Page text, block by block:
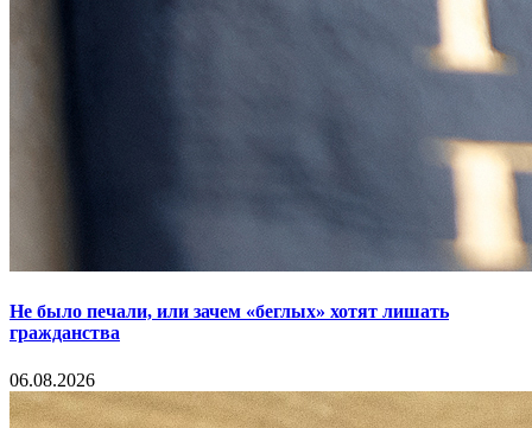
Не было печали, или зачем «беглых» хотят лишать
гражданства
06.08.2026